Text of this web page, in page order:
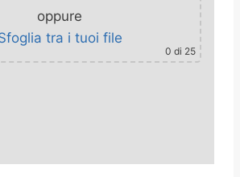
oppure
tra i tuoi file
0 di 25